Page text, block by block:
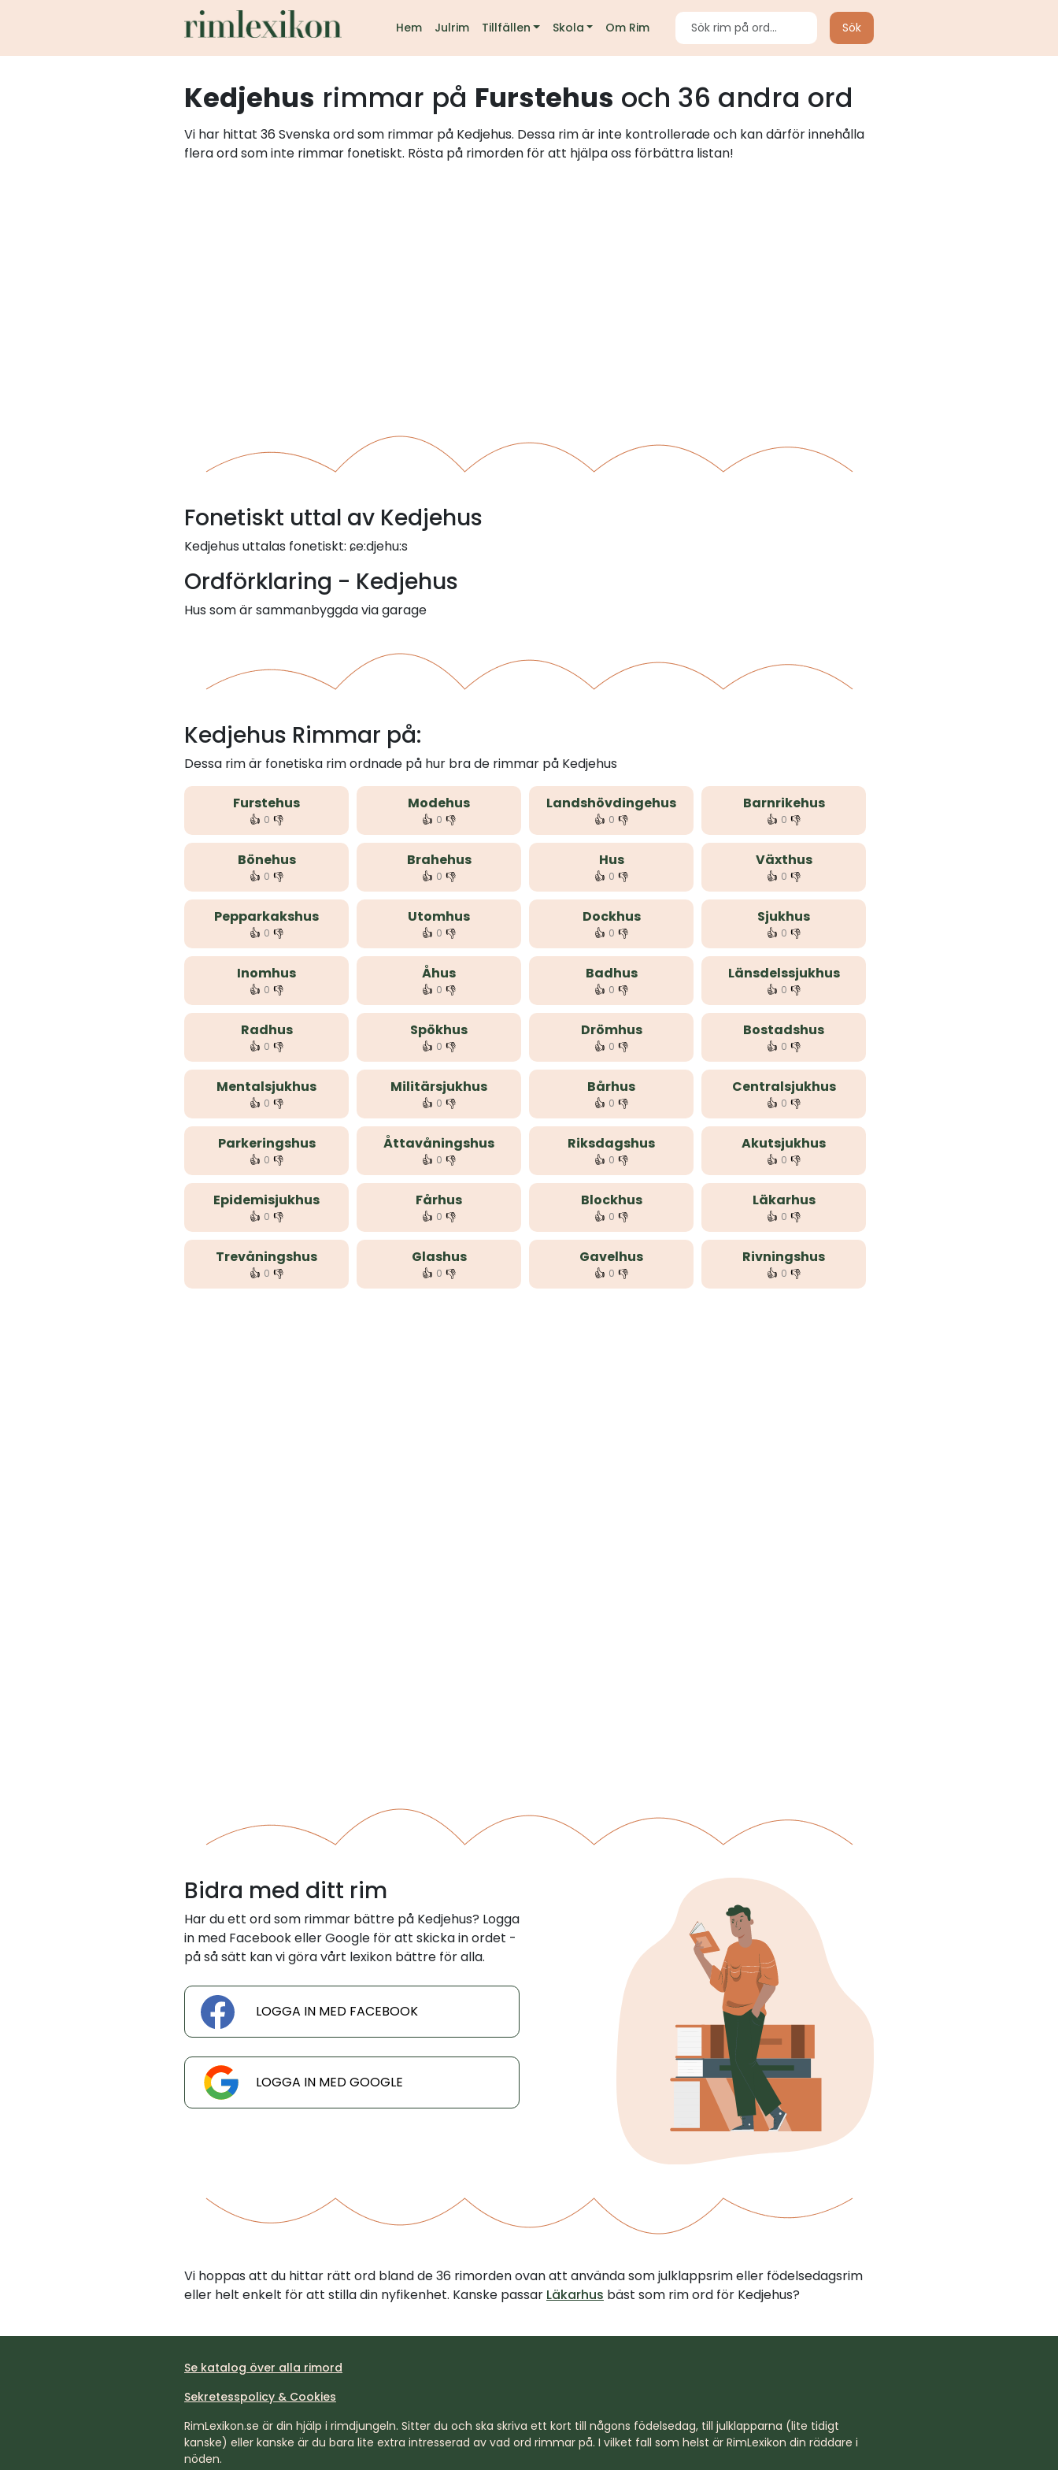
Hem Julrim Tillfällen Skola Om Rim Sök
Kedjehus rimmar på Furstehus och 36 andra ord
Vi har hittat 36 Svenska ord som rimmar på Kedjehus. Dessa rim är inte kontrollerade och kan därför innehålla
flera ord som inte rimmar fonetiskt. Rösta på rimorden för att hjälpa oss förbättra listan!
Fonetiskt uttal av Kedjehus
Kedjehus uttalas fonetiskt: ɕe:djehu:s
Ordförklaring - Kedjehus
Hus som är sammanbyggda via garage
Kedjehus Rimmar på:
Dessa rim är fonetiska rim ordnade på hur bra de rimmar på Kedjehus
Furstehus
👍 0 👎
Modehus
👍 0 👎
Landshövdingehus
👍 0 👎
Barnrikehus
👍 0 👎
Bönehus
👍 0 👎
Brahehus
👍 0 👎
Hus
👍 0 👎
Växthus
👍 0 👎
Pepparkakshus
👍 0 👎
Utomhus
👍 0 👎
Dockhus
👍 0 👎
Sjukhus
👍 0 👎
Inomhus
👍 0 👎
Åhus
👍 0 👎
Badhus
👍 0 👎
Länsdelssjukhus
👍 0 👎
Radhus
👍 0 👎
Spökhus
👍 0 👎
Drömhus
👍 0 👎
Bostadshus
👍 0 👎
Mentalsjukhus
👍 0 👎
Militärsjukhus
👍 0 👎
Bårhus
👍 0 👎
Centralsjukhus
👍 0 👎
Parkeringshus
👍 0 👎
Åttavåningshus
👍 0 👎
Riksdagshus
👍 0 👎
Akutsjukhus
👍 0 👎
Epidemisjukhus
👍 0 👎
Fårhus
👍 0 👎
Blockhus
👍 0 👎
Läkarhus
👍 0 👎
Trevåningshus
👍 0 👎
Glashus
👍 0 👎
Gavelhus
👍 0 👎
Rivningshus
👍 0 👎
Bidra med ditt rim
Har du ett ord som rimmar bättre på Kedjehus? Logga
in med Facebook eller Google för att skicka in ordet -
på så sätt kan vi göra vårt lexikon bättre för alla.
LOGGA IN MED FACEBOOK
LOGGA IN MED GOOGLE
Vi hoppas att du hittar rätt ord bland de 36 rimorden ovan att använda som julklappsrim eller födelsedagsrim
eller helt enkelt för att stilla din nyfikenhet. Kanske passar Läkarhus bäst som rim ord för Kedjehus?
Se katalog över alla rimord
Sekretesspolicy & Cookies
RimLexikon.se är din hjälp i rimdjungeln. Sitter du och ska skriva ett kort till någons födelsedag, till julklapparna (lite tidigt
kanske) eller kanske är du bara lite extra intresserad av vad ord rimmar på. I vilket fall som helst är RimLexikon din räddare i
nöden.